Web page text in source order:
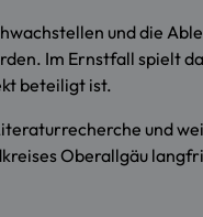
und die
Im Ernstfall spielt
beteiligt ist.
und
Oberallgäu